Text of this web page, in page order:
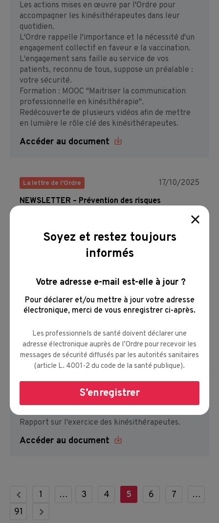
Les actions mises en œuvre par l'Ordre pour
accompagner les kinésithérapeutes dans leur
quotidien.
L'Ordre rappelle l'importance et la nécessité d'un
engagement collectif en faveur e la vaccination.
L'engagement sans faille au service de vos
patients, reconnu de tous, suppose un préalable :
votre sécurité.
Formation : MOOC "Maitriser la communication
professionnelle en kinésithérapie".
Redécouverte de plusieurs vidéos afin de mettre
en lumière le rôle clé des kinésithérapeutes.
Accéder au document
La lettre de l'Ordre
17/10/2025
NEWSLETTER – Prévention des risques
Prendre soin de sa santé mentale en tant que
kinésithérapeute.
Autotest de Maslach et
Accéder au document
NEWSLETTER SEPTEMBRE 2025
Risques psychosociaux.
Votre opinion compte : Enquête nationale sur les
conditions de travail et santé des
kinésithérapeutes.
Rapport sur l'exercice des kinésithérapeutes.
Accéder au document
1 … 3 4 5 6 7
…
91
Soyez et restez toujours
informés
Votre adresse e-mail est-elle à jour ?
Pour déclarer et/ou mettre à jour votre adresse
électronique, merci de vous enregistrer ci-après.
Les professionnels de santé doivent déclarer une
adresse électronique auprès de l’Ordre pour recevoir les
messages de sécurité diffusés par les autorités sanitaires
(article L. 4001-2 du code de la santé publique).
S’enregistrer